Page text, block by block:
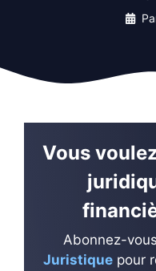
Vous
Abonnez-
Juristiquepour